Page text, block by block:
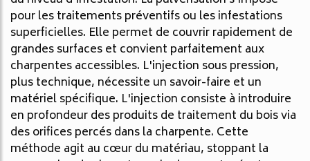
pour les traitements préventifs ou les infestations
superficielles. Elle permet de couvrir rapidement de
grandes surfaces et convient parfaitement aux
charpentes accessibles. L'injection sous pression,
plus technique, nécessite un savoir-faire et un
matériel spécifique. L'injection consiste à introduire
en profondeur des produits de traitement du bois via
des orifices percés dans la charpente. Cette
méthode agit au cœur du matériau, stoppant la